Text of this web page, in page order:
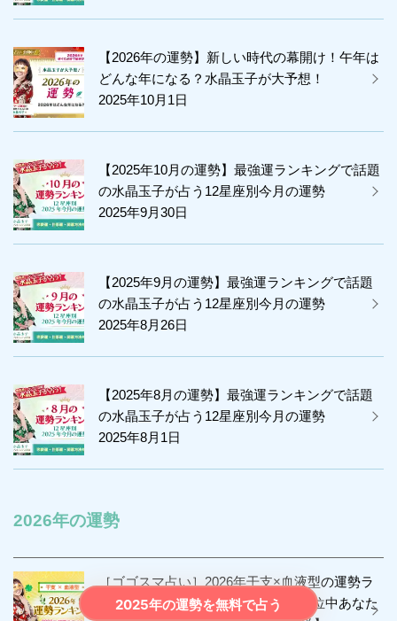
2025年の運勢を無料で占う
【2026年の運勢】新しい時代の幕開け！午年は
どんな年になる？水晶玉子が大予想！
2025年10月1日
【2025年10月の運勢】最強運ランキングで話題
の水晶玉子が占う12星座別今月の運勢
2025年9月30日
【2025年9月の運勢】最強運ランキングで話題
の水晶玉子が占う12星座別今月の運勢
2025年8月26日
【2025年8月の運勢】最強運ランキングで話題
の水晶玉子が占う12星座別今月の運勢
2025年8月1日
2026年の運勢
［ゴゴスマ占い］2026年干支×血液型の運勢ラ
ンキングを水晶玉子が占います！48位中あなた